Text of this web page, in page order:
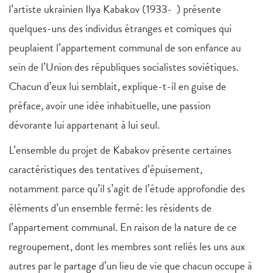
l’artiste ukrainien Ilya Kabakov (1933- ) présente
quelques-uns des individus étranges et comiques qui
peuplaient l’appartement communal de son enfance au
sein de l’Union des républiques socialistes soviétiques.
Chacun d’eux lui semblait, explique-t-il en guise de
préface, avoir une idée inhabituelle, une passion
dévorante lui appartenant à lui seul.
L’ensemble du projet de Kabakov présente certaines
caractéristiques des tentatives d’épuisement,
notamment parce qu’il s’agit de l’étude approfondie des
éléments d’un ensemble fermé: les résidents de
l’appartement communal. En raison de la nature de ce
regroupement, dont les membres sont reliés les uns aux
autres par le partage d’un lieu de vie que chacun occupe à